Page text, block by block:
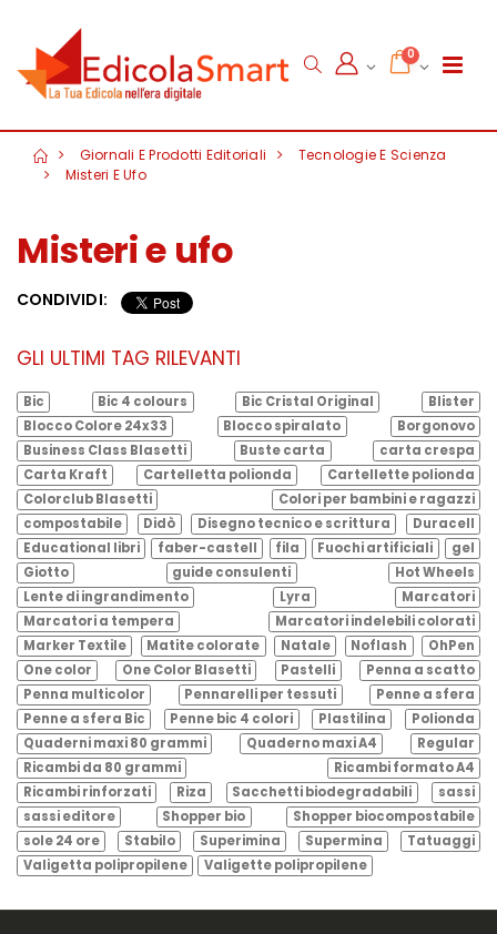
0
Giornali E Prodotti Editoriali
Tecnologie E Scienza
Misteri E Ufo
Misteri e ufo
CONDIVIDI:
GLI ULTIMI TAG RILEVANTI
Bic Bic 4 colours Bic Cristal Original
Blister
Blocco Colore 24x33
Blocco spiralato
Borgonovo
Business Class Blasetti
Buste carta
carta crespa
Carta Kraft
Cartelletta polionda
Cartellette polionda
Colorclub Blasetti
Colori per bambini e ragazzi
compostabile
Didò Disegno tecnico e scrittura
Duracell
Educational libri
faber-castell fila Fuochi artificiali
gel
Giotto
guide consulenti
Hot Wheels
Lente di ingrandimento
Lyra
Marcatori
Marcatori a tempera
Marcatori indelebili colorati
Marker Textile
Matite colorate Natale Noflash
OhPen
One color
One Color Blasetti Pastelli
Penna a scatto
Penna multicolor
Pennarelli per tessuti
Penne a sfera
Penne a sfera Bic
Penne bic 4 colori Plastilina
Polionda
Quaderni maxi 80 grammi
Quaderno maxi A4
Regular
Ricambi da 80 grammi
Ricambi formato A4
Ricambi rinforzati
Riza Sacchetti biodegradabili
sassi
sassi editore
Shopper bio
Shopper biocompostabile
sole 24 ore
Stabilo Superimina Supermina
Tatuaggi
Valigetta polipropilene
Valigette polipropilene